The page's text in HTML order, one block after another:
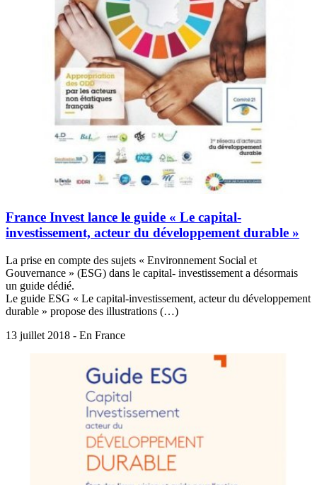
France Invest lance le guide « Le capital-
investissement, acteur du développement durable »
La prise en compte des sujets « Environnement Social et
Gouvernance » (ESG) dans le capital- investissement a désormais
un guide dédié.
Le guide ESG « Le capital-investissement, acteur du développement
durable » propose des illustrations (…)
13 juillet 2018 - En France